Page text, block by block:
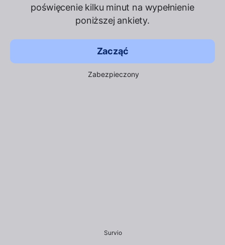
poświęcenie kilku minut na wypełnienie
poniższej ankiety.
Zacząć
Zabezpieczony
Survio